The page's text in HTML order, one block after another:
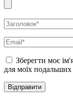
Зберегти моє
для моїх подальших